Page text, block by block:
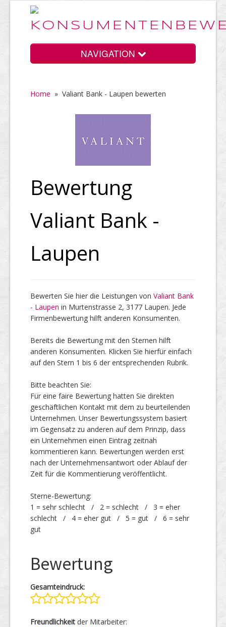
NAVIGATION
Home
HELP Awards
Top Firmen
Über uns
Home » Valiant Bank - Laupen bewerten
Bewertung
Valiant Bank -
Laupen
Bewerten Sie hier die Leistungen von Valiant Bank
- Laupen in Murtenstrasse 2, 3177 Laupen. Jede
Firmenbewertung hilft anderen Konsumenten.
Bereits die Bewertung mit den Sternen hilft
anderen Konsumenten. Klicken Sie hierfür einfach
auf den Stern 1 bis 6 der entsprechenden Rubrik.
Bitte beachten Sie:
Für eine faire Bewertung hatten Sie direkten
geschäftlichen Kontakt mit dem zu beurteilenden
Unternehmen. Unser Bewertungssystem basiert
im Gegensatz zu anderen auf dem Prinzip, dass
ein Unternehmen einen Eintrag zeitnah
kommentieren kann. Bewertungen werden erst
nach der Unternehmensantwort oder Ablauf der
Zeit für die Kommentierung veröffentlicht.
Sterne-Bewertung:
1 = sehr schlecht / 2 = schlecht / 3 = eher
schlecht / 4 = eher gut / 5 = gut / 6 = sehr
gut
Bewertung
Gesamteindruck:
Freundlichkeit der Mitarbeiter: